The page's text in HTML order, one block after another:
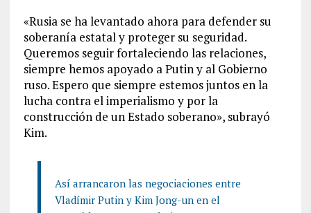
«Rusia se ha levantado ahora para defender su
soberanía estatal y proteger su seguridad.
Queremos seguir fortaleciendo las relaciones,
siempre hemos apoyado a Putin y al Gobierno
ruso. Espero que siempre estemos juntos en la
lucha contra el imperialismo y por la
construcción de un Estado soberano», subrayó
Kim.
Así arrancaron las negociaciones entre
Vladímir Putin y Kim Jong-un en el